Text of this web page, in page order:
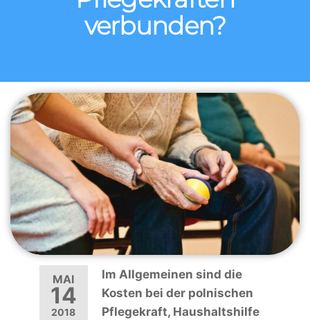
verbunden?
MAI
14
2018
Im Allgemeinen sind die
Kosten bei der polnischen
Pflegekraft, Haushaltshilfe